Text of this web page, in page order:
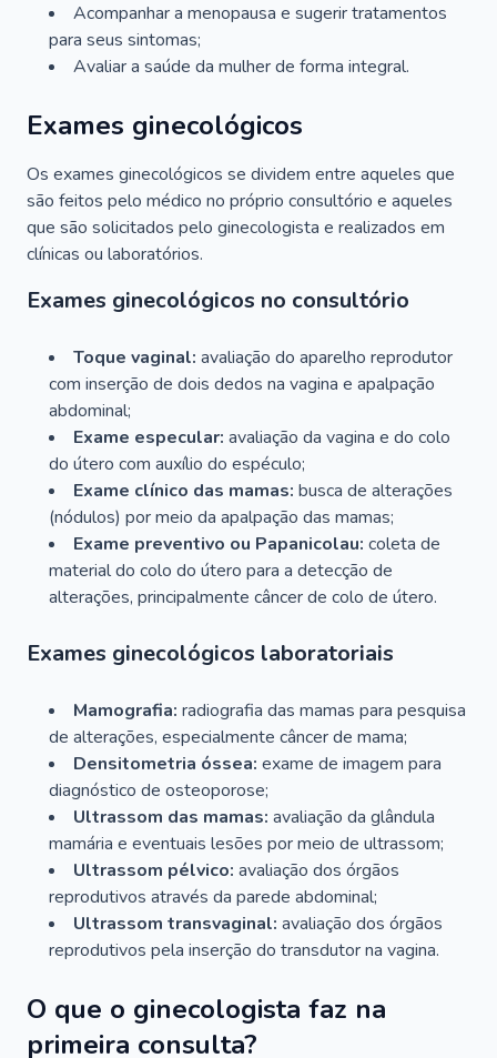
Acompanhar a menopausa e sugerir tratamentos
para seus sintomas;
Avaliar a saúde da mulher de forma integral.
Exames ginecológicos
Os exames ginecológicos se dividem entre aqueles que
são feitos pelo médico no próprio consultório e aqueles
que são solicitados pelo ginecologista e realizados em
clínicas ou laboratórios.
Exames ginecológicos no consultório
Toque vaginal: avaliação do aparelho reprodutor
com inserção de dois dedos na vagina e apalpação
abdominal;
Exame especular: avaliação da vagina e do colo
do útero com auxílio do espéculo;
Exame clínico das mamas: busca de alterações
(nódulos) por meio da apalpação das mamas;
Exame preventivo ou Papanicolau: coleta de
material do colo do útero para a detecção de
alterações, principalmente câncer de colo de útero.
Exames ginecológicos laboratoriais
Mamografia: radiografia das mamas para pesquisa
de alterações, especialmente câncer de mama;
Densitometria óssea: exame de imagem para
diagnóstico de osteoporose;
Ultrassom das mamas: avaliação da glândula
mamária e eventuais lesões por meio de ultrassom;
Ultrassom pélvico: avaliação dos órgãos
reprodutivos através da parede abdominal;
Ultrassom transvaginal: avaliação dos órgãos
reprodutivos pela inserção do transdutor na vagina.
O que o ginecologista faz na
primeira consulta?